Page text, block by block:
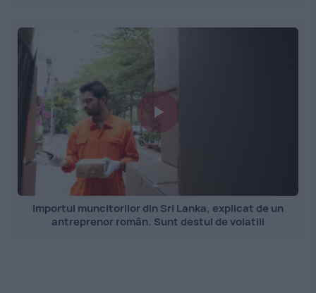
Importul muncitorilor din Sri Lanka, explicat de un
antreprenor român. Sunt destul de volatili